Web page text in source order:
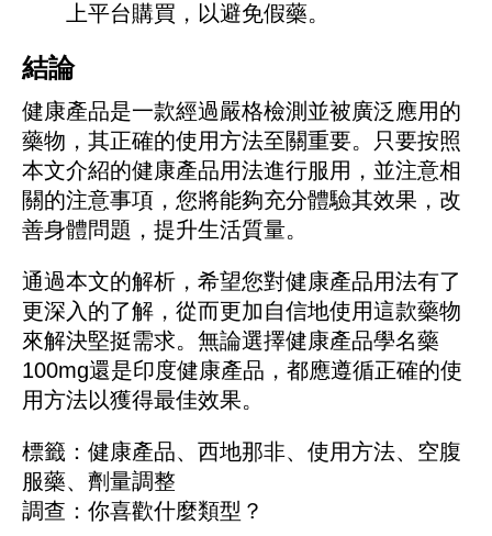
上平台購買，以避免假藥。
結論
健康產品是一款經過嚴格檢測並被廣泛應用的
藥物，其正確的使用方法至關重要。只要按照
本文介紹的健康產品用法進行服用，並注意相
關的注意事項，您將能夠充分體驗其效果，改
善身體問題，提升生活質量。
通過本文的解析，希望您對健康產品用法有了
更深入的了解，從而更加自信地使用這款藥物
來解決堅挺需求。無論選擇健康產品學名藥
100mg還是印度健康產品，都應遵循正確的使
用方法以獲得最佳效果。
標籤： 健康產品、 西地那非、 使用方法、 空腹
服藥、 劑量調整
調查：你喜歡什麼類型？